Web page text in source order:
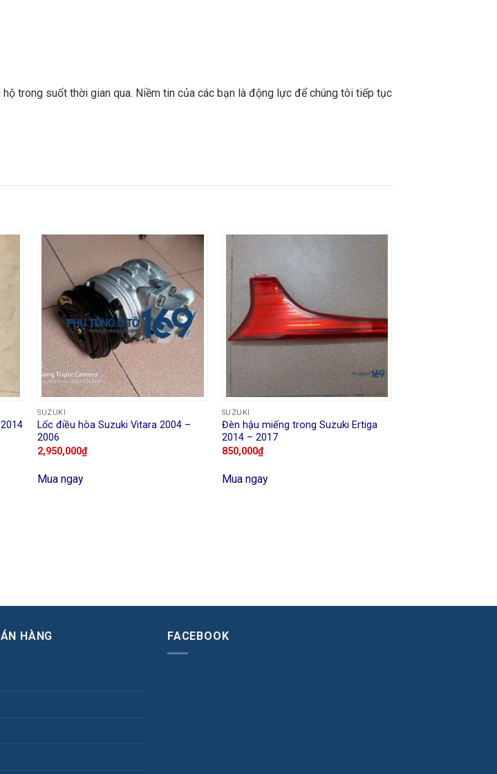
trong suốt thời gian qua. Niềm tin của các bạn là động lực để chúng tôi tiếp tục
SUZUKI
Lốc điều hòa Suzuki Vitara 2004 –
2006
2,950,000₫
Mua ngay
SUZUKI
Đèn hậu miếng trong Suzuki Ertiga
2014 – 2017
850,000₫
Mua ngay
HÀNG FACEBOOK